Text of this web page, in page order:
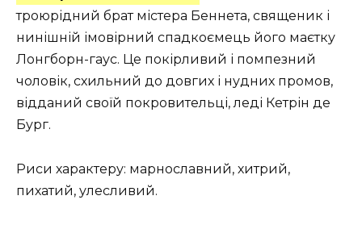
троюрідний брат містера Беннета, священик і
нинішній імовірний спадкоємець його маєтку
Лонгборн-гаус. Це покірливий і помпезний
чоловік, схильний до довгих і нудних промов,
відданий своїй покровительці, леді Кетрін де
Бург.
Риси характеру: марнославний, хитрий,
пихатий, улесливий.